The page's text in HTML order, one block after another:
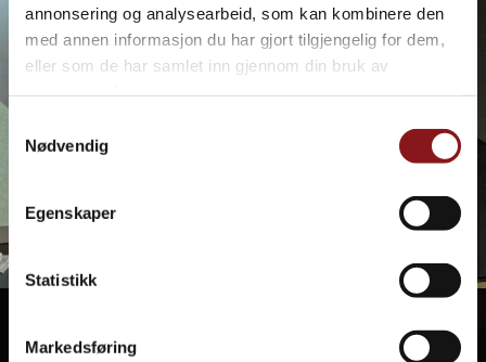
annonsering og analysearbeid, som kan kombinere den
med annen informasjon du har gjort tilgjengelig for dem,
eller som de har samlet inn gjennom din bruk av
Nødvendig
Egenskaper
Statistikk
Markedsføring